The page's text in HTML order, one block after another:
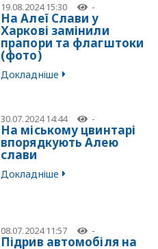
19.08.2024 15:30 -
На Алеї Слави у
Харкові замінили
прапори та флагштоки
(фото)
Докладніше
30.07.2024 14:44 -
На міському цвинтарі
впорядкують Алею
слави
Докладніше
08.07.2024 11:57 -
Підрив автомобіля на